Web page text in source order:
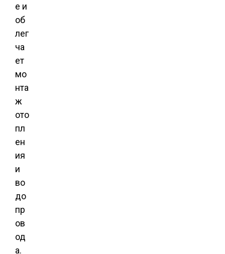
е и
об
лег
ча
ет
мо
нта
ж
ото
пл
ен
ия
и
во
до
пр
ов
од
а.